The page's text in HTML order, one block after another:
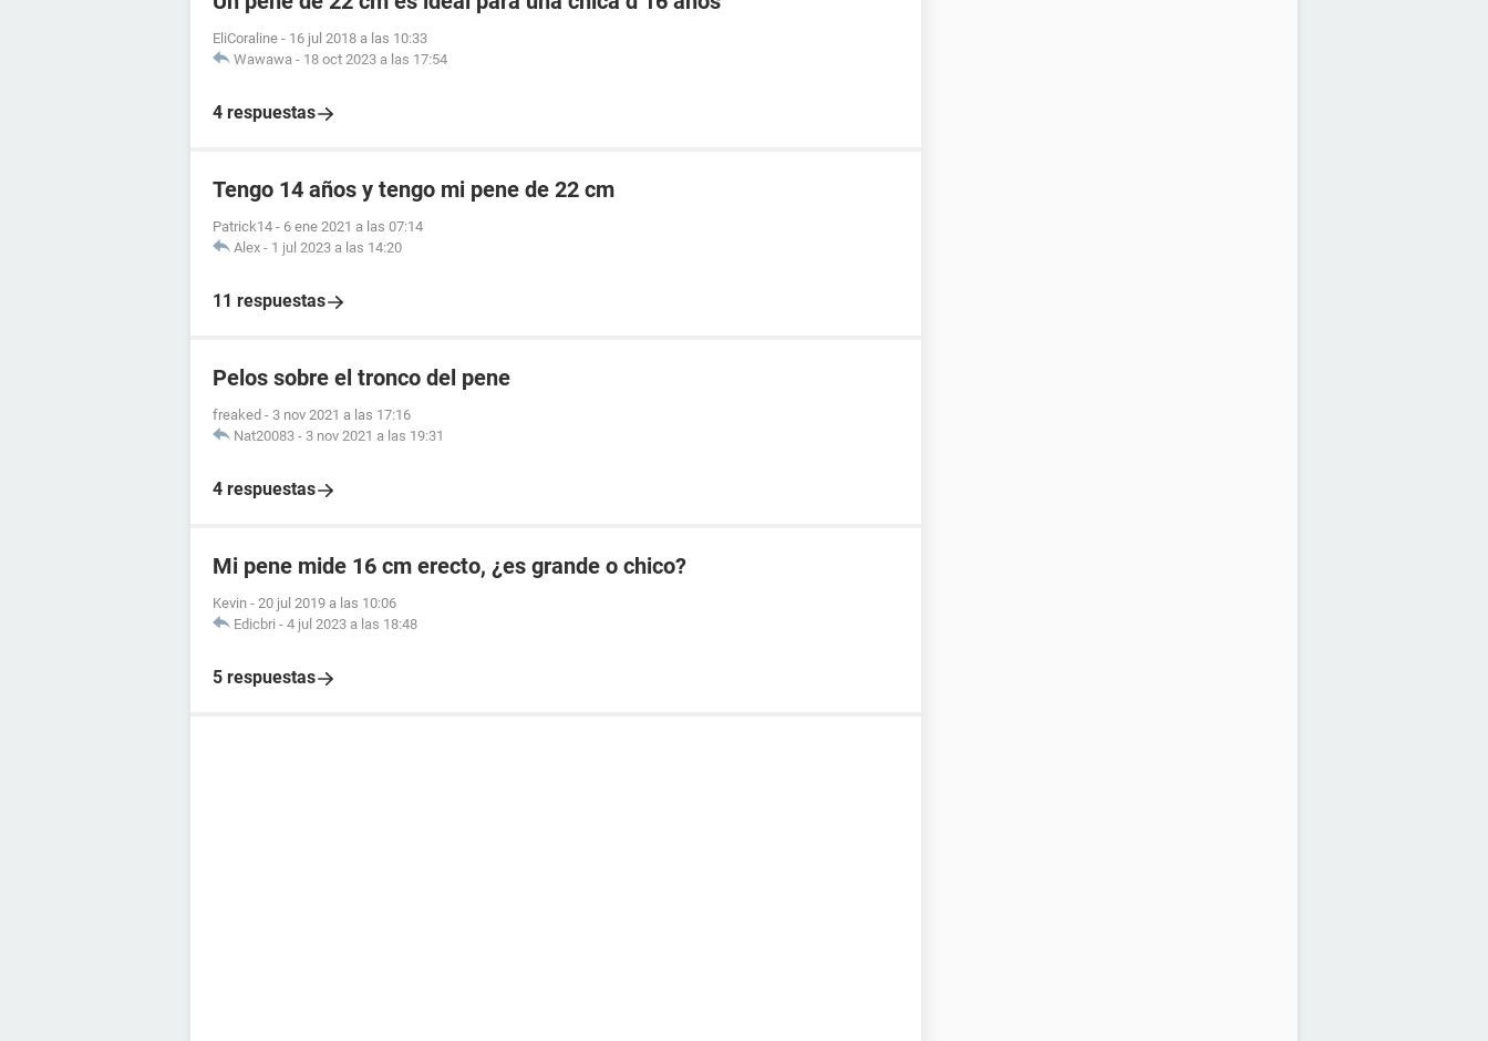
EliCoraline - 16 jul 2018 a las 10:33
Wawawa - 18 oct 2023 a las 17:54
4 respuestas
Tengo 14 años y tengo mi pene de 22 cm
Patrick14 - 6 ene 2021 a las 07:14
Alex - 1 jul 2023 a las 14:20
11 respuestas
Pelos sobre el tronco del pene
freaked - 3 nov 2021 a las 17:16
Nat20083 - 3 nov 2021 a las 19:31
4 respuestas
Mi pene mide 16 cm erecto, ¿es grande o chico?
Kevin - 20 jul 2019 a las 10:06
Edicbri - 4 jul 2023 a las 18:48
5 respuestas